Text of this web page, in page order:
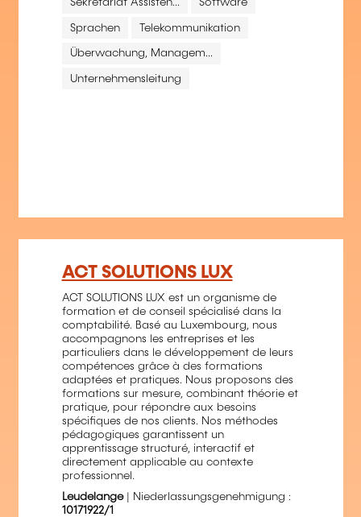
Sekretariat Assisten... Software
Sprachen Telekommunikation
Überwachung, Managem...
Unternehmensleitung
ACT SOLUTIONS LUX
ACT SOLUTIONS LUX est un organisme de
formation et de conseil spécialisé dans la
comptabilité. Basé au Luxembourg, nous
accompagnons les entreprises et les
particuliers dans le développement de leurs
compétences grâce à des formations
adaptées et pratiques. Nous proposons des
formations sur mesure, combinant théorie et
pratique, pour répondre aux besoins
spécifiques de nos clients. Nos méthodes
pédagogiques garantissent un
apprentissage structuré, interactif et
directement applicable au contexte
professionnel.
Leudelange| Niederlassungsgenehmigung :
10171922/1